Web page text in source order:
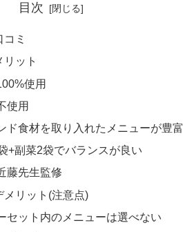
目次
ミ
ット
使用
使用
ド食材を取り入れたメニューが豊富
+副菜2袋でバランスが良い
先生監修
メリット(注意点)
セット内のメニューは選べない